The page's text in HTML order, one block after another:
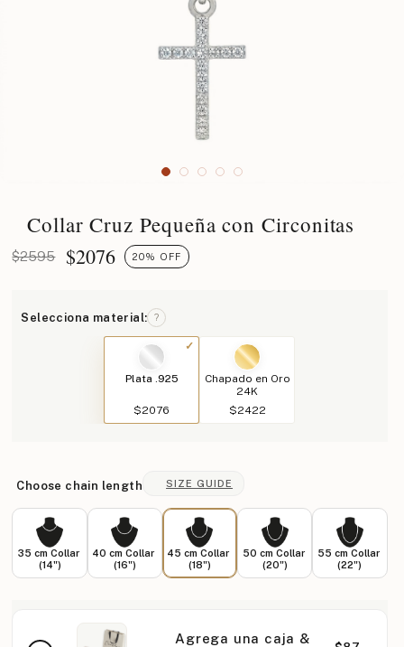
Collar Cruz Pequeña con Circonitas
$2595 $2076 20% OFF
Selecciona material: ?
Plata .925
$2076
Chapado en Oro
24K
$2422
Choose chain length SIZE GUIDE
35 cm Collar
(14")
40 cm Collar
(16")
45 cm Collar
(18")
50 cm Collar
(20")
55 cm Collar
(22")
Agrega una caja &